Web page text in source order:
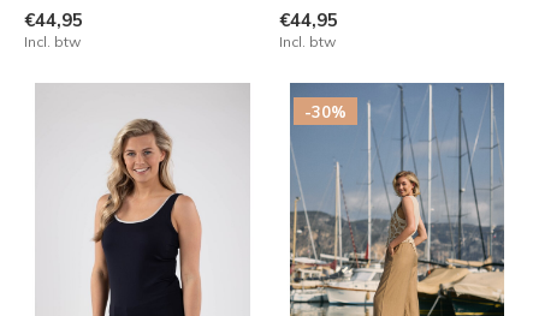
€44,95
Incl. btw
€44,95
Incl. btw
-30%